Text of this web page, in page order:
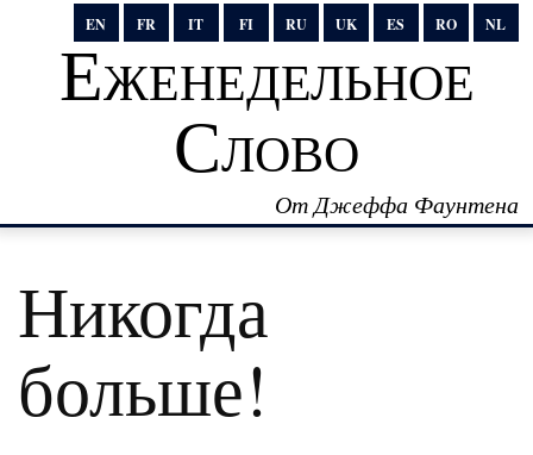
EN FR IT FI RU UK ES RO NL
Еженедельное
Слово
От Джеффа Фаунтена
Никогда
больше!